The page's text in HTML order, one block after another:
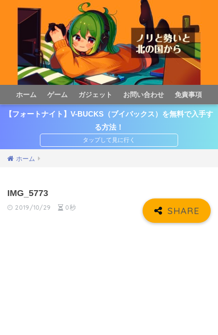
ホーム ゲーム ガジェット お問い合わせ 免責事項
【フォートナイト】V-BUCKS（ブイバックス）を無料で入手す
る方法！
ホーム
IMG_5773
2019/10/29 0秒